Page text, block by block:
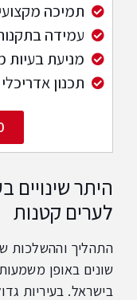
תמיכה
עמידה
מניעת
תכנון
היתר שינויים
לערים קטנות
התהליך וההשלכות
שונים באופן
בישראל. בעיריות